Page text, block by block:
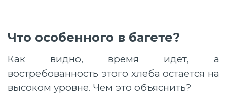
Что особенного в багете?
Как видно, время идет, а
востребованность этого хлеба остается на
высоком уровне. Чем это объяснить?